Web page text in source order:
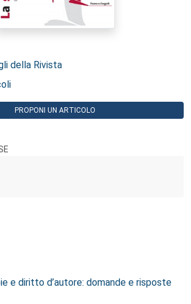
della Rivista
PROPONI UN ARTICOLO
e diritto d’autore: domande e risposte